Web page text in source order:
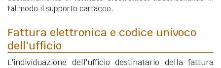
tal modo il supporto cartaceo.
Fattura elettronica e codice univoco
dell'ufficio
L'individuazione dell'ufficio destinatario della fattura